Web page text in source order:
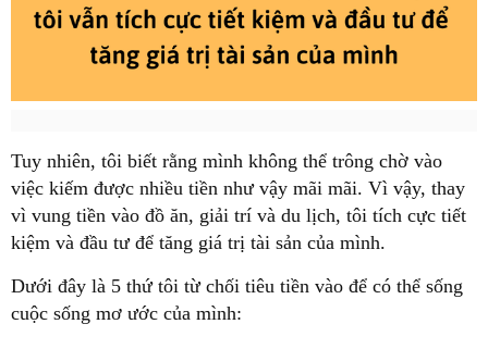
Tuy nhiên, tôi biết rằng mình không thể trông chờ vào
việc kiếm được nhiều tiền như vậy mãi mãi. Vì vậy, thay
vì vung tiền vào đồ ăn, giải trí và du lịch, tôi tích cực tiết
kiệm và đầu tư để tăng giá trị tài sản của mình.
Dưới đây là 5 thứ tôi từ chối tiêu tiền vào để có thể sống
cuộc sống mơ ước của mình: